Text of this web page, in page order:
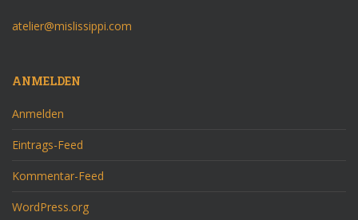
atelier@mislissippi.com
ANMELDEN
Anmelden
Eintrags-Feed
Kommentar-Feed
WordPress.org